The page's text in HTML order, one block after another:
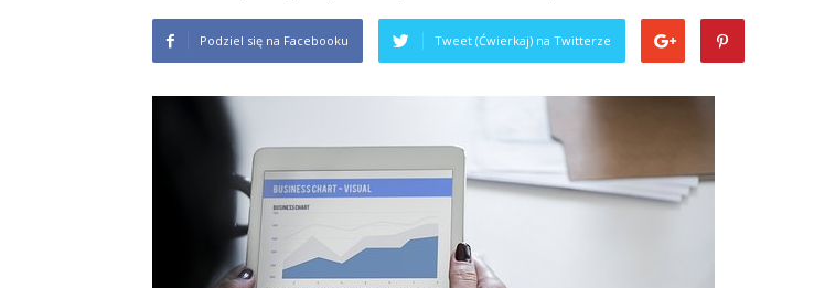
Podziel się na Facebooku Tweet (Ćwierkaj) na Twitterze